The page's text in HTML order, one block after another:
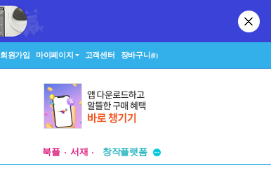
회원가입 마이페이지 고객센터 장바구니(0)
북플 서재
창작플랫폼